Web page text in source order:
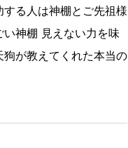
る人は神棚とご先祖様
神棚 見えない力を味
が教えてくれた本当の